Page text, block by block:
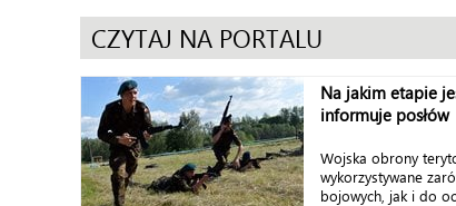
CZYTAJ NA PORTALU
Na jakim etapie
informuje posłów
Wojska obrony
wykorzystywane
bojowych, jak i do